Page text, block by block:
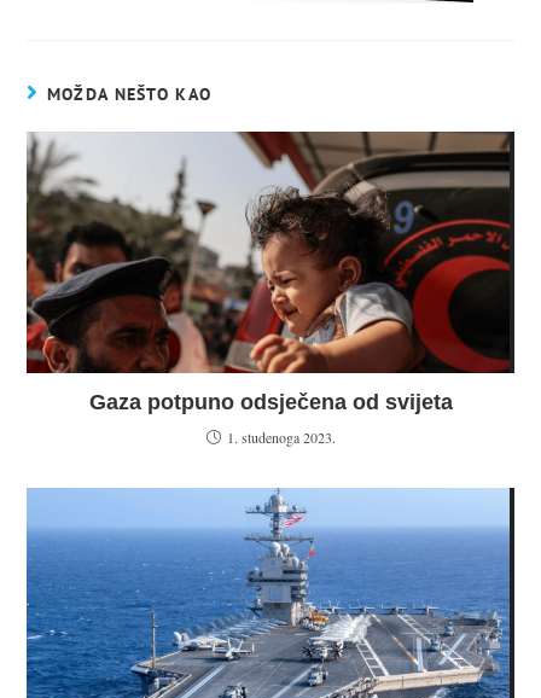
MOŽDA NEŠTO KAO
Gaza potpuno odsječena od svijeta
1. studenoga 2023.